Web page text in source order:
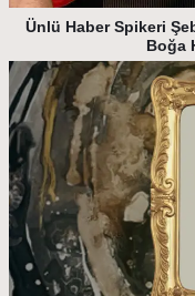
Ünlü Haber Spikeri
Boğa